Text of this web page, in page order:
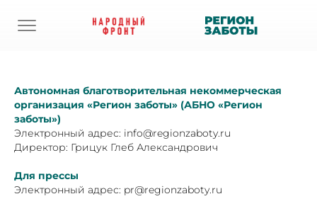
Автономная благотворительная некоммерческая
организация «Регион заботы» (АБНО «Регион
заботы»)
Электронный адрес: info@regionzaboty.ru
Директор: Грицук Глеб Александрович
Для прессы
Электронный адрес: pr@regionzaboty.ru